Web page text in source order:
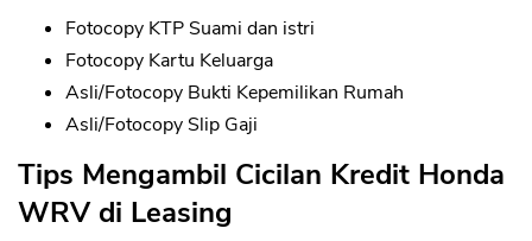
Fotocopy KTP Suami dan istri
Fotocopy Kartu Keluarga
Asli/Fotocopy Bukti Kepemilikan Rumah
Asli/Fotocopy Slip Gaji
Tips Mengambil Cicilan Kredit Honda
WRV di Leasing